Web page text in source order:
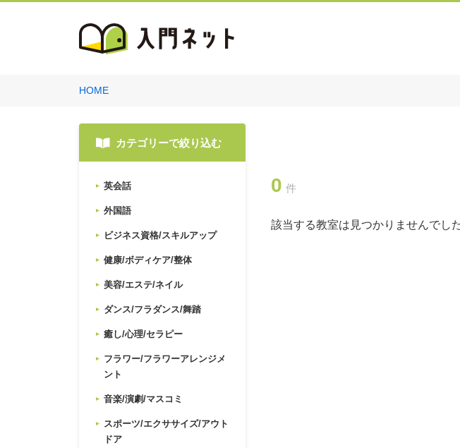
HOME
カテゴリーで絞り込む
英会話
外国語
ビジネス資格/スキルアップ
健康/ボディケア/整体
美容/エステ/ネイル
ダンス/フラダンス/舞踏
癒し/心理/セラピー
フラワー/フラワーアレンジメ
ント
音楽/演劇/マスコミ
スポーツ/エクササイズ/アウト
ドア
0 件
該当する教室は見つかりませんでした